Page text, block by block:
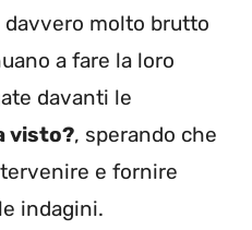
davvero molto brutto
a fare la loro
davanti le
visto?, sperando che
e fornire
indagini.